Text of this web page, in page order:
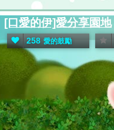
[口愛的伊]愛分享園地
258 愛的鼓勵